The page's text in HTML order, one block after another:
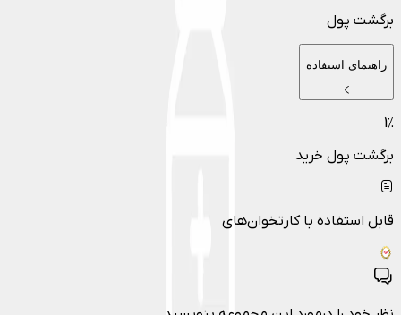
برگشت پول
راهنمای استفاده
1٪
برگشت پول خرید
قابل استفاده با کارتخوان‌های